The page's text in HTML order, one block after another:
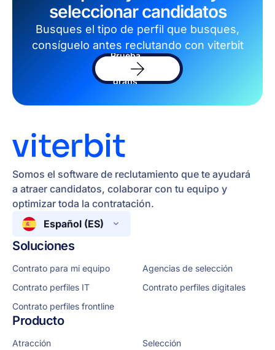
seleccionar candidatos
Busques el tipo de perfil que busques,
consíguelo antes reclutando con viterbit
Prueba
software
gratis
Somos el software de reclutamiento que te ayudará
a atraer candidatos, colaborar con tu equipo y
optimizar toda la contratación.
Español (ES)
Soluciones
Contrato para mi equipo
Agencias de selección
Contrato perfiles IT
Contrato perfiles digitales
Contrato perfiles frontline
Producto
Atracción
Selección